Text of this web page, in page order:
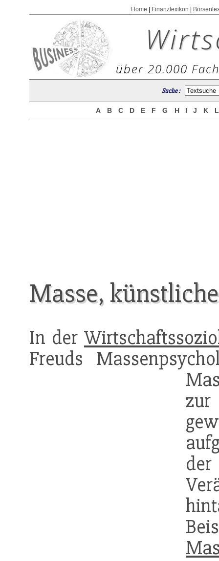
Home Finanzlexikon
über 20.000
Suche :
A B C D E F G H I J K
Masse, künstliche
In der
Freuds
zur
der